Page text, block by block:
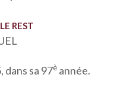
REST
dans sa 97èannée.